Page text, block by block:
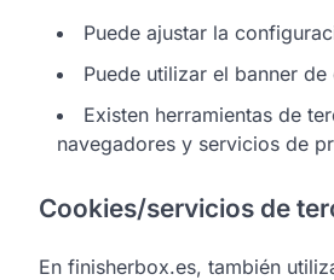
Puede ajustar la
Puede utilizar el banner
Existen herramientas de
navegadores y servicios de
Cookies/servicios de
En finisherbox.es, también